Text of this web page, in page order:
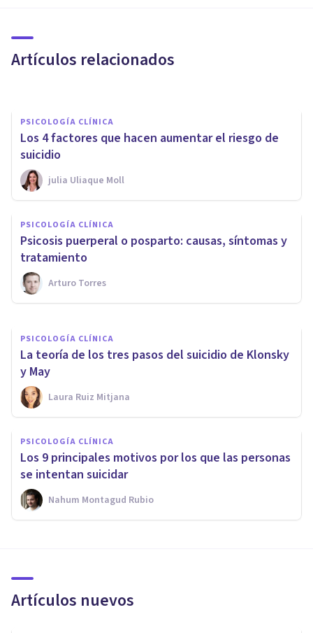
Artículos relacionados
riesgo de suicidio
PSICOLOGÍA CLÍNICA
Los 4 factores que hacen aumentar el riesgo de
suicidio
​julia Uliaque Moll
PSICOLOGÍA CLÍNICA
Psicosis puerperal o posparto: causas, síntomas y
tratamiento
Arturo Torres
PSICOLOGÍA CLÍNICA
Terapia de Reescritura de
Imágenes: características y
funcionamiento
Nahum Montagud Rubio
PSICOLOGÍA CLÍNICA
La teoría de los tres pasos del suicidio de Klonsky
y May
Laura Ruiz Mitjana
PSICOLOGÍA CLÍNICA
Los 9 principales motivos por los que las personas
se intentan suicidar
Nahum Montagud Rubio
Artículos nuevos